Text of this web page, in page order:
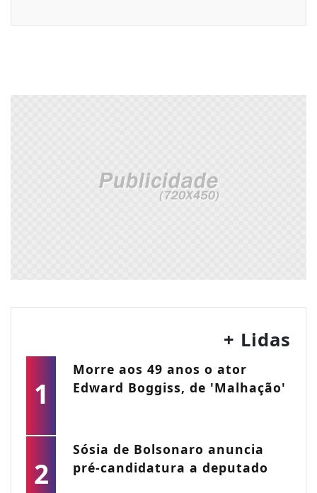
+ Lidas
1
Morre aos 49 anos o ator
Edward Boggiss, de 'Malhação'
2
Sósia de Bolsonaro anuncia
pré-candidatura a deputado